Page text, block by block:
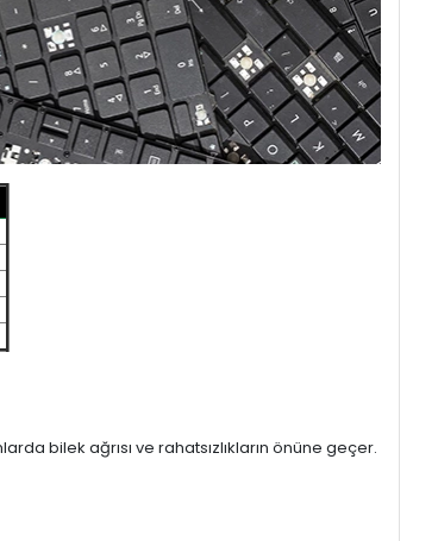
bilek ağrısı ve rahatsızlıkların önüne geçer.